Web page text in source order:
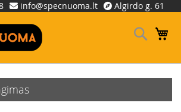
info@specnuoma.lt Algirdo g. 61
Ieškoti